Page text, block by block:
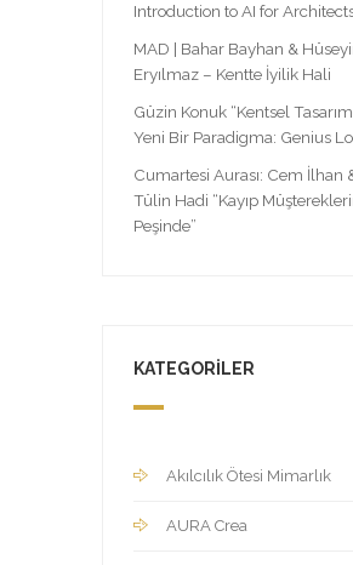
Introduction to AI for
MAD | Bahar Bayhan &
Eryılmaz – Kentte İyilik Hali
Güzin Konuk “Kentsel
Yeni Bir Paradigma: Genius
Cumartesi Aurası: Cem İlhan
Tülin Hadi “Kayıp
Peşinde”
KATEGORILER
Akılcılık Ötesi Mimarlık
AURA Crea